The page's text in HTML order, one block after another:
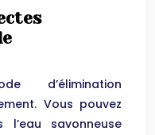
d’élimination
Vous pouvez
savonneuse